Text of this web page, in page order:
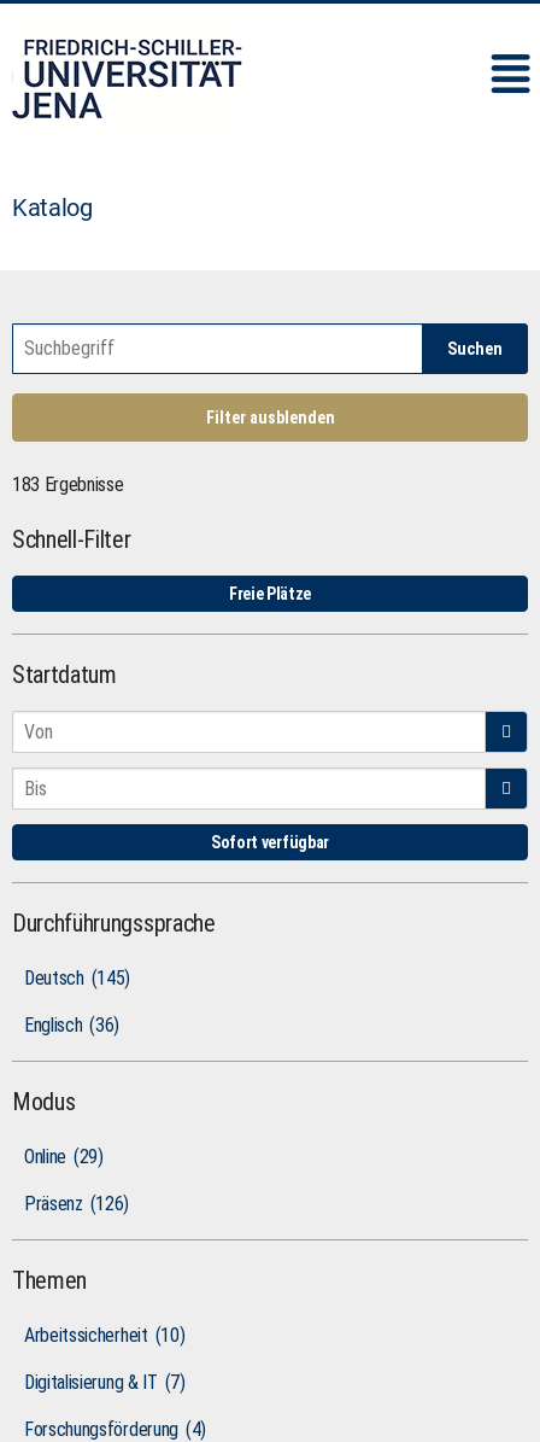
Katalog
Suchen
Filter ausblenden
183 Ergebnisse
Schnell-Filter
Freie Plätze
Startdatum
Sofort verfügbar
Durchführungssprache
Deutsch (145)
Englisch (36)
Modus
Online (29)
Präsenz (126)
Themen
Arbeitssicherheit (10)
Digitalisierung & IT (7)
Forschungsförderung (4)